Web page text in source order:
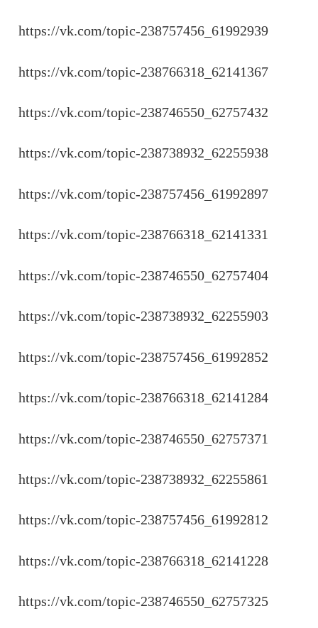
https://vk.com/topic-238757456_61992939
https://vk.com/topic-238766318_62141367
https://vk.com/topic-238746550_62757432
https://vk.com/topic-238738932_62255938
https://vk.com/topic-238757456_61992897
https://vk.com/topic-238766318_62141331
https://vk.com/topic-238746550_62757404
https://vk.com/topic-238738932_62255903
https://vk.com/topic-238757456_61992852
https://vk.com/topic-238766318_62141284
https://vk.com/topic-238746550_62757371
https://vk.com/topic-238738932_62255861
https://vk.com/topic-238757456_61992812
https://vk.com/topic-238766318_62141228
https://vk.com/topic-238746550_62757325